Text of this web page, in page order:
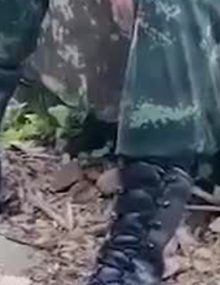
នថៃដើរល្បាតជ
ថាប្រសិនបើទាហានថៃជាន់គ្រាប់មីនផ្ទុះ
េ។
in new window
in new window
របៀប​ទទួល​ព័ត៌មាន​
វិទ្យុ​រលក​ធាតុអាកាស​ខ្លី